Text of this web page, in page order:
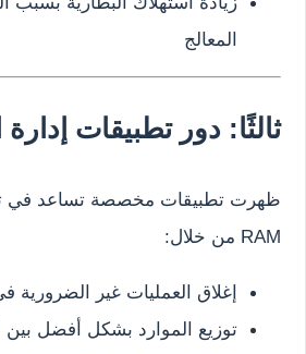
المعالج
ثالثًا: دور تطبيقات إدارة
ظهرت تطبيقات مخصصة تساعد في
RAM من خلال:
إغلاق العمليات غير الضرورية
توزيع الموارد بشكل أفضل بين